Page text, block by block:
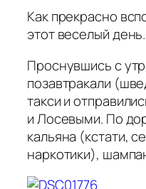
Как прекрасно
этот веселый день.
Проснувшись с
позавтракали
такси и
и Лосевыми. По
кальяна (кстати,
наркотики),